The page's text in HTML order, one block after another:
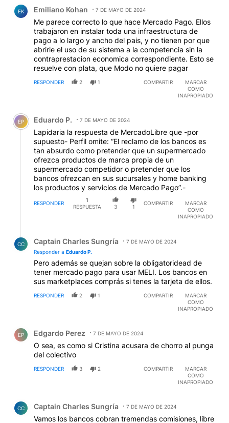
EK Emiliano Kohan 7 DE MAYO DE 2024
Me parece correcto lo que hace Mercado Pago. Ellos
trabajaron en instalar toda una infraestructura de
pago a lo largo y ancho del pais, y no tienen por que
abrirle el uso de su sistema a la competencia sin la
contraprestacion economica correspondiente. Esto se
resuelve con plata, que Modo no quiere pagar
RESPONDER 2 1 COMPARTIR
MARCAR
COMO
INAPROPIADO
Comentario de Eduardo P..
EP Eduardo P. 7 DE MAYO DE 2024
Lapidaria la respuesta de MercadoLibre que -por
supuesto- Perfil omite: “El reclamo de los bancos es
tan absurdo como pretender que un supermercado
ofrezca productos de marca propia de un
supermercado competidor o pretender que los
bancos ofrezcan en sus sucursales y home banking
los productos y servicios de Mercado Pago”.-
RESPONDER
1
RESPUESTA
3 1
COMPARTIR
MARCAR
COMO
INAPROPIADO
CC Captain Charles Sungría
7 DE MAYO DE 2024
Responder a Eduardo P.
Pero además se quejan sobre la obligatoridead de
tener mercado pago para usar MELI. Los bancos en
sus marketplaces comprás si tenes la tarjeta de ellos.
RESPONDER 2 1 COMPARTIR
MARCAR
COMO
INAPROPIADO
EP Edgardo Perez 7 DE MAYO DE 2024
O sea, es como si Cristina acusara de chorro al punga
del colectivo
RESPONDER 3 2 COMPARTIR
MARCAR
COMO
INAPROPIADO
CC Captain Charles Sungría 7 DE MAYO DE 2024
Vamos los bancos cobran tremendas comisiones, libre